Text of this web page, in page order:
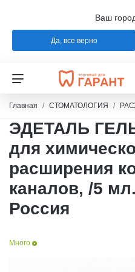
Ваш
Да, все верно
Назад
СТОМАТОЛОГИЯ
Назад
РАСХОДНЫЕ
ЭНДОДОНТИЧЕСКОЕ
ШТИФТЫ
ОБОРУДОВАНИЕ
Назад
ЗУБОТЕХНИЧЕСКАЯ
Назад
РАСХОДНЫЕ
СИЛИКОНЫ
МАТЕРИАЛЫ И
ПОЛИРОВАНИЯ
Главная СТОМАТОЛОГИЯ
ЭДЕТАЛЬ
для
расширения
каналов, /5
Россия
Много